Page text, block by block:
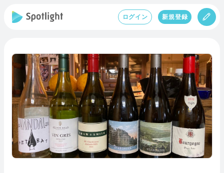
ログイン 新規登録